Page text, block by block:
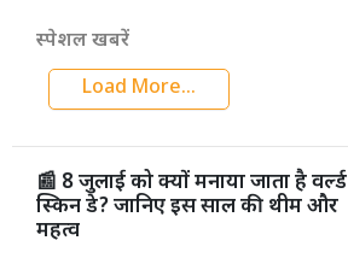
स्पेशल खबरें
Load More...
📰 8 जुलाई को क्यों मनाया जाता है वर्ल्ड
स्किन डे? जानिए इस साल की थीम और
महत्व